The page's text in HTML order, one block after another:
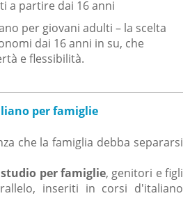
a partire dai 16 anni
per giovani adulti – la scelta
dai 16anni in su, che
e flessibilità.
per famiglie
che la famiglia debba separarsi
per famiglie, genitori e figli
inseriti in corsi d'italiano